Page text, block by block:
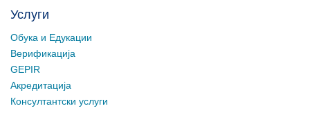
Услуги
Обука и Едукации
Верификација
GEPIR
Акредитација
Консултантски услуги